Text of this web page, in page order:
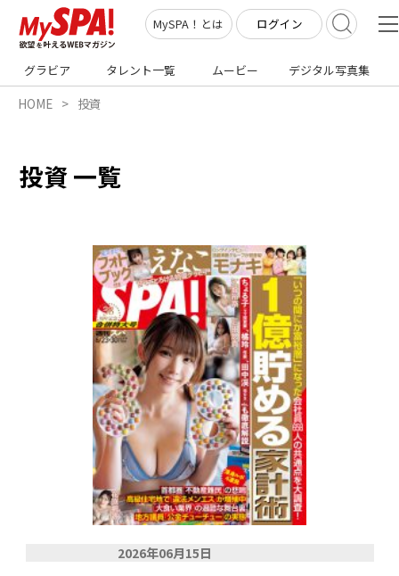
MySPA！とは ログイン
グラビア タレント一覧 ムービー デジタル写真集
HOME 投資
投資 一覧
2026年06月15日